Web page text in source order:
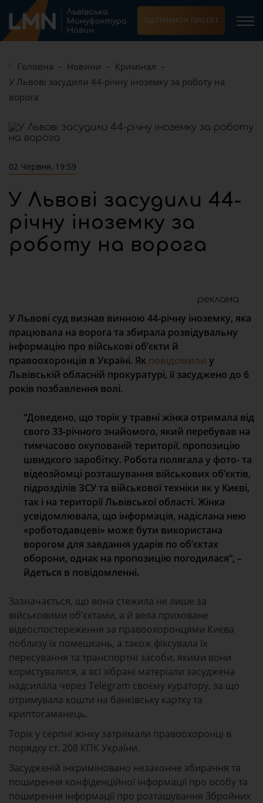
ПІДТРИМАТИ ПРОЕКТ
Головна Новини
Кримінал
У Львові засудили 44-річну іноземку за роботу на
ворога
02 Червня, 19:59
У Львові засудили 44-
річну іноземку за
роботу на ворога
реклама
У Львові суд визнав винною 44-річну іноземку, яка
працювала на ворога та збирала розвідувальну
інформацію про військові об’єкти й
правоохоронців в Україні. Як повідомили у
Львівській обласній прокуратурі, її засуджено до 6
років позбавлення волі.
“Доведено, що торік у травні жінка отримала від
свого 33-річного знайомого, який перебував на
тимчасово окупованій території, пропозицію
швидкого заробітку. Робота полягала у фото- та
відеозйомці розташування військових об’єктів,
підрозділів ЗСУ та військової техніки як у Києві,
так і на території Львівської області. Жінка
усвідомлювала, що інформація, надіслана нею
«роботодавцеві» може бути використана
ворогом для завдання ударів по об’єктах
оборони, однак на пропозицію погодилася”, –
йдеться в повідомленні.
Зазначається, що вона стежила не лише за
військовими об’єктами, а й вела приховане
відеоспостереження за правоохоронцями Києва
поблизу їх помешкань, а також фіксувала їх
пересування та транспортні засоби, якими вони
користувалися, а всі зібрані матеріали засуджена
надсилала через Telegram своєму куратору, за що
отримувала кошти на банківську картку та
криптогаманець.
Торік у серпні жінку затримали правоохоронці в
порядку ст. 208 КПК України.
Засудженій інкриміновано незаконне збирання та
поширення конфіденційної інформації про особу та
поширення інформації про розташування Збройних